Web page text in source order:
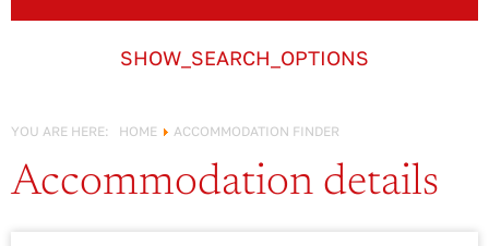
SHOW_SEARCH_OPTIONS
YOU ARE HERE: HOME ACCOMMODATION FINDER
Accommodation details